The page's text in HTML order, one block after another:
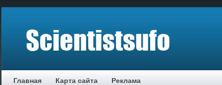
Главная Карта сайта Реклама